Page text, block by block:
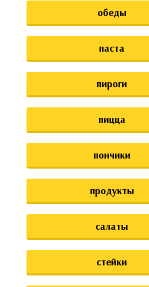
обеды
паста
пироги
пицца
пончики
продукты
салаты
стейки